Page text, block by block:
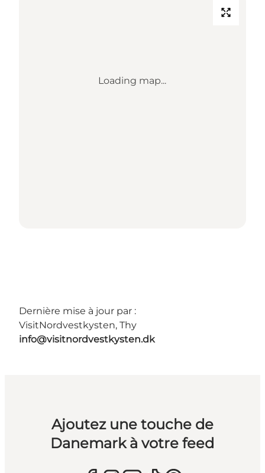
Loading map...
Dernière mise à jour par :
VisitNordvestkysten, Thy
info@visitnordvestkysten.dk
Ajoutez une touche de
Danemark à votre feed